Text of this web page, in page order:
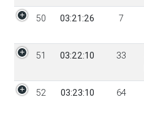
50 03:21:26 7
51 03:22:10 33
52 03:23:10 64